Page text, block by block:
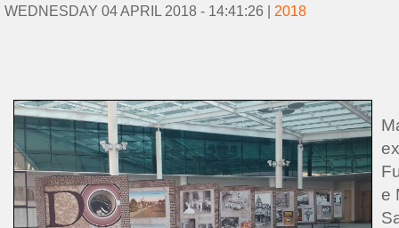
WEDNESDAY 04 APRIL 2018 - 14:41:26 | 2018
e